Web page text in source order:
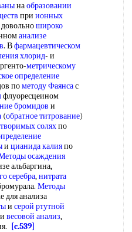
наобразовании
при ионных
широко
анализе
. Вфармацевтическом
хлорид- и
метрическому
определение
пометоду Фаянсас
флуоресцеином
бромидов и
(обратное титрование)
соляхпо
и цианида калияпо
осаждения
альбаргина,
серебра,нитрата
Методы
для анализа
и серой ртутной
весовой анализ,
[c.539]